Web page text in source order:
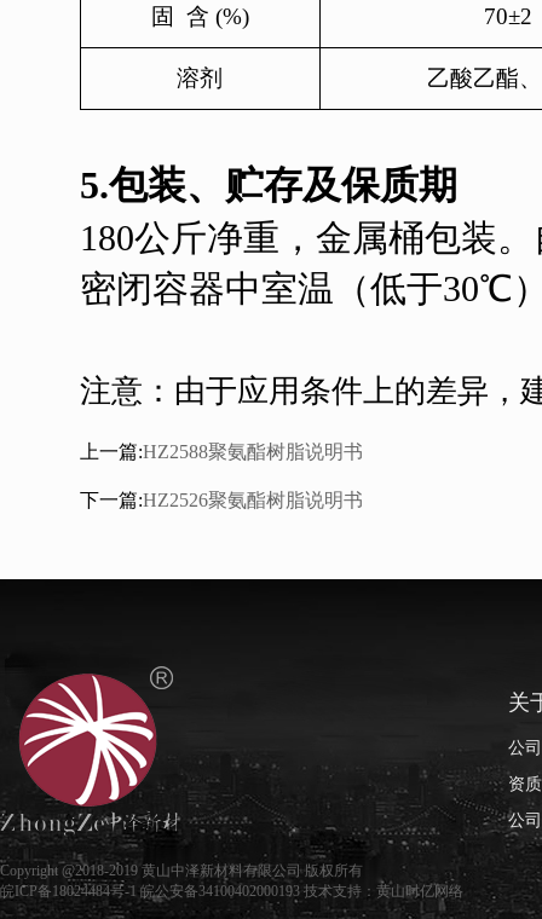
固 含 (%) 70±2
溶剂 乙酸乙酯
5.包装、贮存及保质期
180公斤净重，金属桶包装
密闭容器中室温（低于30℃
注意：由于应用条件上的差异，
上一篇:HZ2588聚氨酯树脂说明书
下一篇:HZ2526聚氨酯树脂说明书